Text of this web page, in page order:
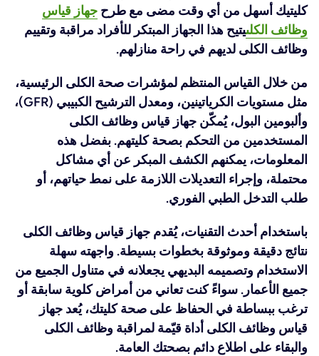
كليتيك أسهل من أي وقت مضى مع طرح جهاز قياس
وظائف الكلىيتيح هذا الجهاز المبتكر للأفراد مراقبة وتقييم
وظائف الكلى لديهم في راحة منازلهم.
من خلال القياس المنتظم لمؤشرات صحة الكلى الرئيسية،
مثل مستويات الكرياتينين، ومعدل الترشيح الكبيبي (GFR)،
وألبومين البول، يُمكّن جهاز قياس وظائف الكلى
المستخدمين من التحكم بصحة كليتهم. بفضل هذه
المعلومات، يمكنهم الكشف المبكر عن أي مشاكل
محتملة، وإجراء التعديلات اللازمة على نمط حياتهم، أو
طلب التدخل الطبي الفوري.
باستخدام أحدث التقنيات، يُقدم جهاز قياس وظائف الكلى
نتائج دقيقة وموثوقة بخطوات بسيطة. واجهته سهلة
الاستخدام وتصميمه البديهي يجعلانه في متناول الجميع من
جميع الأعمار. سواءً كنت تعاني من أمراض كلوية سابقة أو
ترغب ببساطة في الحفاظ على صحة كليتك، يُعد جهاز
قياس وظائف الكلى أداة قيّمة لمراقبة وظائف الكلى
والبقاء على اطلاع دائم بصحتك العامة.